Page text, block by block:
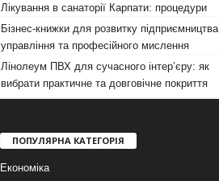
Лікування в санаторії Карпати: процедури
Бізнес-книжки для розвитку підприємництва,
управління та професійного мислення
Лінолеум ПВХ для сучасного інтер’єру: як
вибрати практичне та довговічне покриття
ПОПУЛЯРНА КАТЕГОРІЯ
Економіка